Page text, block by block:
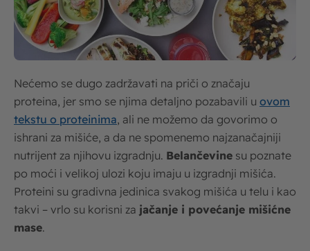
Nećemo se dugo zadržavati na priči o značaju
proteina, jer smo se njima detaljno pozabavili u ovom
tekstu o proteinima , ali ne možemo da govorimo o
ishrani za mišiće, a da ne spomenemo najzanačajniji
nutrijent za njihovu izgradnju. Belančevine su poznate
po moći i velikoj ulozi koju imaju u izgradnji mišića.
Proteini su gradivna jedinica svakog mišića u telu i kao
takvi – vrlo su korisni za jačanje i povećanje mišićne
mase.